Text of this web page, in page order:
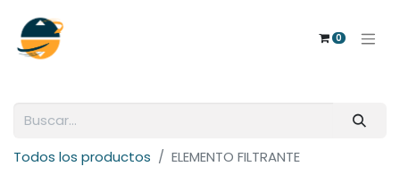
0
Todos los productos ELEMENTO FILTRANTE